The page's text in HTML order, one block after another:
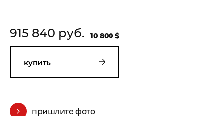
915 840 руб. 10 800 $
купить
пришлите фото